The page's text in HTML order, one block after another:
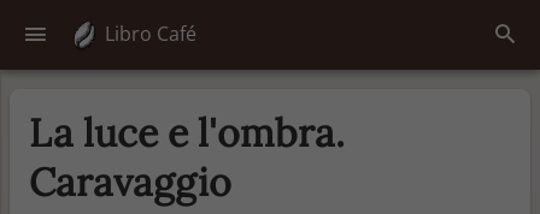
Libro Café
La luce e l'ombra.
Caravaggio